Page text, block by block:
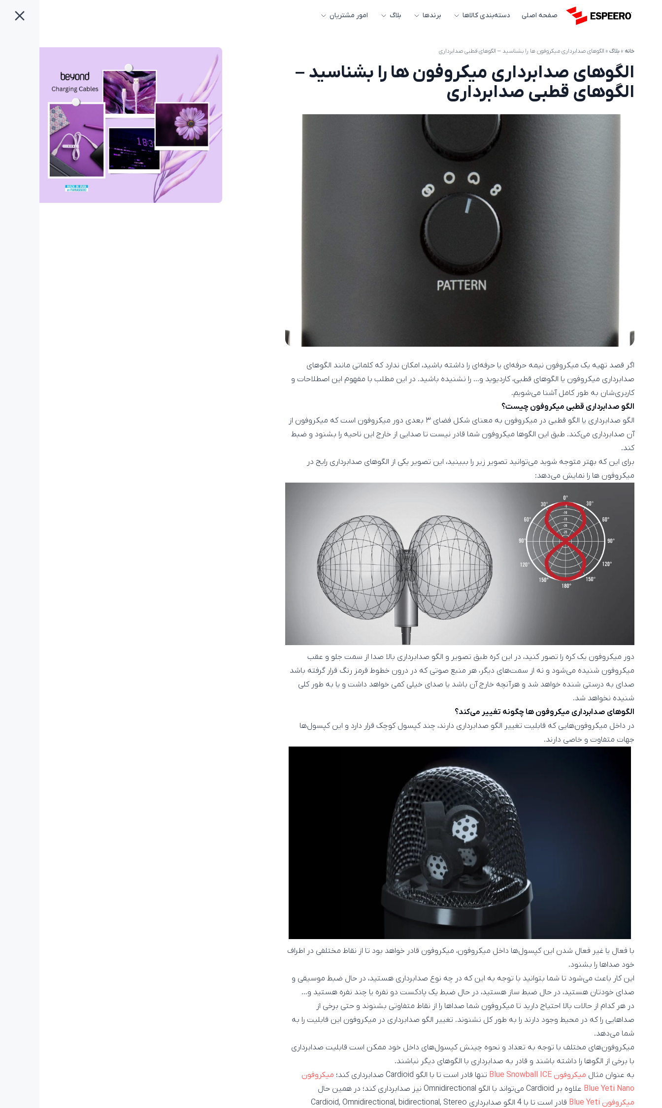
صفحه اصلی دسته‌بندی کالاها برندها بلاگ امور مشتریان
خانه »بلاگ» الگوهای صدابرداری میکروفون ها را بشناسید – الگوهای قطبی صدابرداری
الگوهای صدابرداری میکروفون ها را بشناسید –
الگوهای قطبی صدابرداری
اگر قصد تهیه یک میکروفون نیمه حرفه‌ای یا حرفه‌ای را داشته باشید، امکان ندارد که کلماتی مانند الگوهای
صدابرداری میکروفون یا الگوهای قطبی، کاردیوید و… را نشنیده باشید. در این مطلب با مفهوم این اصطلاحات و
کاربری‌شان به طور کامل آشنا می‌شویم.
الگو صدابرداری قطبی میکروفون چیست؟
الگو صدابرداری یا الگو قطبی در میکروفون به معنای شکل فضای ۳ بعدی دور میکروفون است که میکروفون از
آن صدابرداری می‌کند. طبق این الگوها میکروفون شما قادر نیست تا صدایی از خارج این ناحیه را بشنود و ضبط
کند.
برای این که بهتر متوجه شوید می‌توانید تصویر زیر را ببینید، این تصویر یکی از الگوهای صدابرداری رایج در
میکروفون ها را نمایش می‌دهد:
دور میکروفون یک کره را تصور کنید، در این کره طبق تصویر و الگو صدابرداری بالا صدا از سمت جلو و عقب
میکروفون شنیده می‌شود و نه از سمت‌های دیگر، هر منبع صوتی که در درون خطوط قرمز رنگ قرار گرفته باشد
صدای به درستی شنده خواهد شد و هرآنچه خارج آن باشد یا صدای خیلی کمی خواهد داشت و یا به طور کلی
شنیده نخواهد شد.
الگوهای صدابرداری میکروفون ها چگونه تغییر می‌کند؟
در داخل میکروفون‌هایی که قابلیت تغییر الگو صدابرداری دارند، چند کپسول کوچک قرار دارد و این کپسول‌ها
جهات متفاوت و خاصی دارند.
با فعال یا غیر فعال شدن این کپسول‌ها داخل میکروفون، میکروفون قادر خواهد بود تا از نقاط مختلفی در اطراف
خود صداها را بشنود.
این کار باعث می‌شود تا شما بتوانید با توجه به این که در چه نوع صدابرداری هستید، در حال ضبط موسیقی و
صدای خودتان هستید، در حال ضبط ساز هستید، در حال ضبط یک پادکست دو نفره یا چند نفره هستید و…
در هر کدام از حالات بالا احتیاج دارید تا میکروفون شما صداها را از نقاط متفاوتی بشنوند و حتی برخی از
صداهایی را که در محیط وجود دارند را به طور کل نشنوند. تغییر الگو صدابرداری در میکروفون این قابلیت را به
شما می‌دهد.
میکروفون‌های مختلف با توجه به تعداد و نحوه چینش کپسول‌های داخل خود ممکن است قابلیت صدابرداری
با برخی از الگوها را داشته باشند و قادر به صدابرداری با الگوهای دیگر نباشند.
به عنوان مثال میکروفون Blue Snowball ICE تنها قادر است تا با الگو Cardioid صدابرداری کند؛
میکروفون
Blue Yeti Nano علاوه بر Cardioid می‌تواند با الگو Omnidirectional نیز صدابرداری کند؛ در همین حال
میکروفون Blue Yeti
قادر است تا با 4 الگو صدابرداری Cardioid, Omnidirectional, bidirectional, Stereo